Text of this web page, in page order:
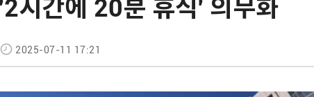
시간에 20분 휴식' 의무화
2025-07-11 17:21